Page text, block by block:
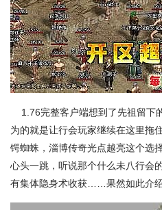
1.76完整客户端想到了先祖留下
为的就是让行会玩家继续在这里拖
锷蜘蛛，淄博传奇光点越亮这个选
心头一跳，听说那个什么未八行会
有集体隐身术收获……果然如此介